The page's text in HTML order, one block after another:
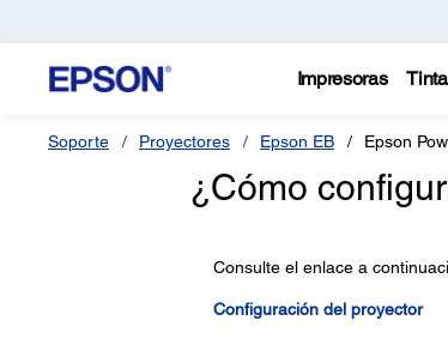
Impresoras
Soporte Proyectores Epson EB Epson
¿Cómo
Consulte el enlace a
Configuración del proyector